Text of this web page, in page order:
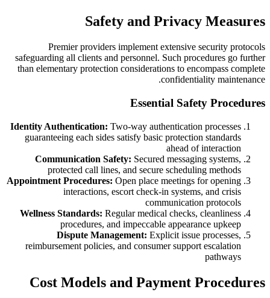
Safety and Privacy Measures
Premier providers implement extensive security protocols
safeguarding all clients and personnel. Such procedures go further
than elementary protection considerations to encompass complete
confidentiality maintenance.
Essential Safety Procedures
Identity Authentication: Two-way authentication processes
guaranteeing each sides satisfy basic protection standards
ahead of interaction
Communication Safety: Secured messaging systems,
protected call lines, and secure scheduling methods
Appointment Procedures: Open place meetings for opening
interactions, escort check-in systems, and crisis
communication protocols
Wellness Standards: Regular medical checks, cleanliness
procedures, and impeccable appearance upkeep
Dispute Management: Explicit issue processes,
reimbursement policies, and consumer support escalation
pathways
Cost Models and Payment Procedures